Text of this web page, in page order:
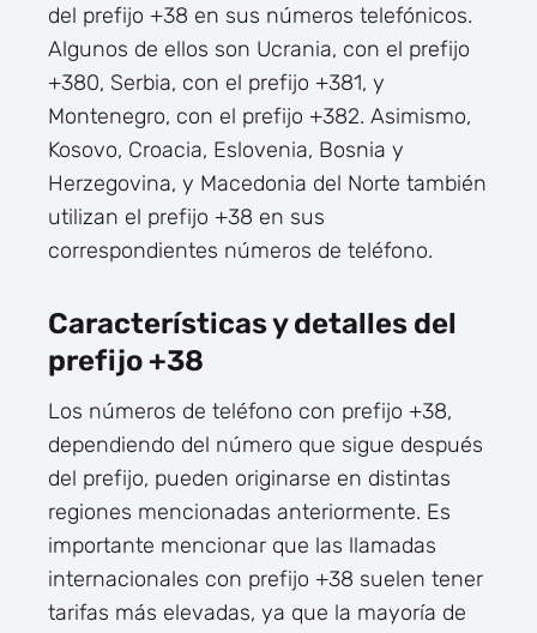
del prefijo +38 en sus números telefónicos.
Algunos de ellos son Ucrania, con el prefijo
+380, Serbia, con el prefijo +381, y
Montenegro, con el prefijo +382. Asimismo,
Kosovo, Croacia, Eslovenia, Bosnia y
Herzegovina, y Macedonia del Norte también
utilizan el prefijo +38 en sus
correspondientes números de teléfono.
Características y detalles del
prefijo +38
Los números de teléfono con prefijo +38,
dependiendo del número que sigue después
del prefijo, pueden originarse en distintas
regiones mencionadas anteriormente. Es
importante mencionar que las llamadas
internacionales con prefijo +38 suelen tener
tarifas más elevadas, ya que la mayoría de